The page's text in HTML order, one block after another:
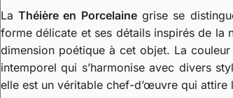
LaThéière en Porcelainegrise se
forme délicate et ses détails inspirés de la
dimension poétique à cet objet. La
intemporel qui s’harmonise avec divers
elle est un véritable chef-d’œuvre qui attire